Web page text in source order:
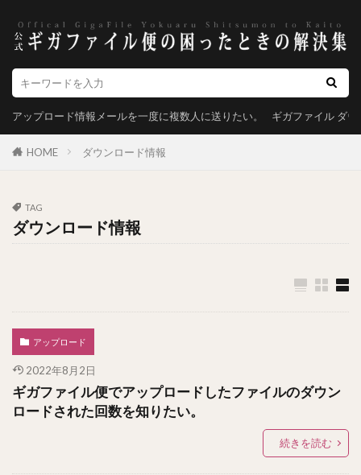
アップロード情報メールを一度に複数人に送りたい。 ギガファイル ダ
HOME ダウンロード情報
TAG
ダウンロード情報
アップロード
2022年8月2日
ギガファイル便でアップロードしたファイルのダウン
ロードされた回数を知りたい。
続きを読む